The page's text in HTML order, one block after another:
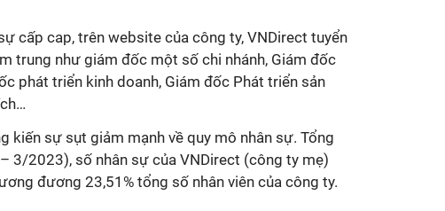
cấp cap, trên website của công ty, VNDirect tuyển
trung như giám đốc một số chi nhánh, Giám đốc
phát triển kinh doanh, Giám đốc Phát triển sản
kiến sự sụt giảm mạnh về quy mô nhân sự. Tổng
3/2023), số nhân sự của VNDirect (công ty mẹ)
đương 23,51% tổng số nhân viêncủa công ty.